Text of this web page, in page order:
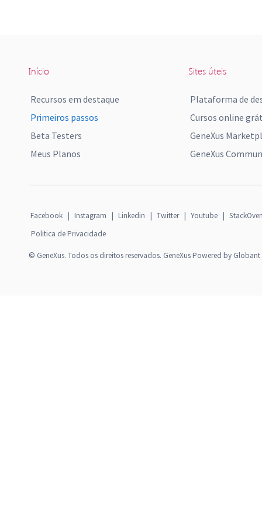
Início
Recursos em destaque
Primeiros passos
Beta Testers
Meus Planos
Sites úteis
Plataforma de
Cursos online
GeneXus
GeneXus
Facebook | Instagram | Linkedin | Twitter | Youtube |
Politica de Privacidade
© GeneXus. Todos os direitos reservados. GeneXus Powered by Globant